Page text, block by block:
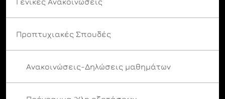
Προπτυχιακές Σπουδές
Ανακοινώσεις-Δηλώσεις μαθημάτων